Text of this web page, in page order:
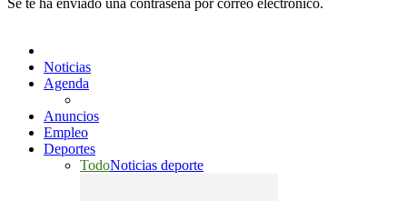
Se te ha enviado una contraseña por correo electrónico.
Noticias
Agenda
Anuncios
Empleo
Deportes
TodoNoticias deporte